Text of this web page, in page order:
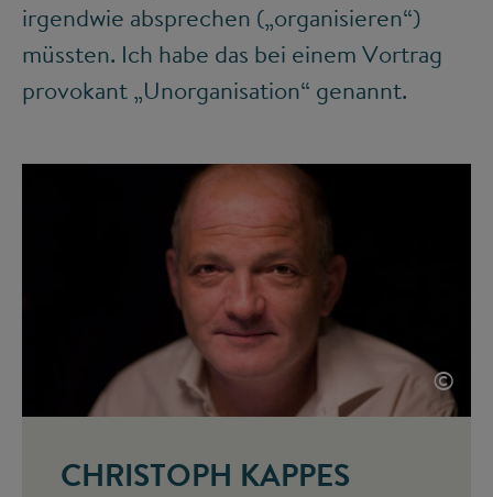
irgendwie absprechen („organisieren“)
müssten. Ich habe das bei einem Vortrag
provokant „Unorganisation“ genannt.
©
CHRISTOPH KAPPES